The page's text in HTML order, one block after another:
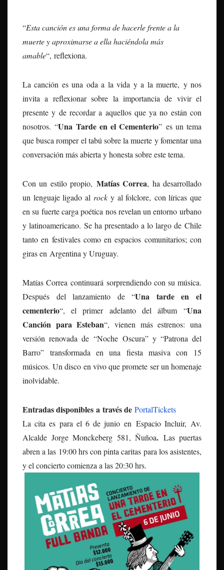
“Esta canción es una forma de hacerle frente a la
muerte y aproximarse a ella haciéndola más
amable“, reflexiona.
La canción es una oda a la vida y a la muerte, y nos
invita a reflexionar sobre la importancia de vivir el
presente y de recordar a aquellos que ya no están con
nosotros. “Una Tarde en el Cementerio” es un tema
que busca romper el tabú sobre la muerte y fomentar una
conversación más abierta y honesta sobre este tema.
Con un estilo propio, Matías Correa, ha desarrollado
un lenguaje ligado al rock y al folclore, con líricas que
en su fuerte carga poética nos revelan un entorno urbano
y latinoamericano. Se ha presentado a lo largo de Chile
tanto en festivales como en espacios comunitarios; con
giras en Argentina y Uruguay.
Matías Correa continuará sorprendiendo con su música.
Después del lanzamiento de “Una tarde en el
cementerio“, el primer adelanto del álbum “Una
Canción para Esteban“, vienen más estrenos: una
versión renovada de “Noche Oscura” y “Patrona del
Barro” transformada en una fiesta masiva con 15
músicos. Un disco en vivo que promete ser un homenaje
inolvidable.
Entradas disponibles a través de PortalTickets
La cita es para el 6 de junio en Espacio Incluir, Av.
Alcalde Jorge Monckeberg 581, Ñuñoa. Las puertas
abren a las 19:00 hrs con pinta caritas para los asistentes,
y el concierto comienza a las 20:30 hrs.